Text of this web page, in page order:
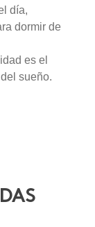
día,
dormir de
es el
sueño.